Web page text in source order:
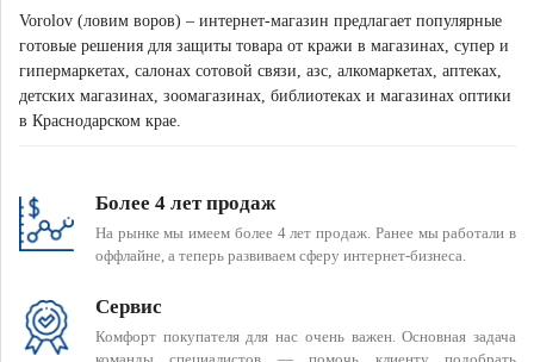
Vorolov (ловим воров) – интернет-магазин предлагает популярные
готовые решения для защиты товара от кражи в магазинах, супер и
гипермаркетах, салонах сотовой связи, азс, алкомаркетах, аптеках,
детских магазинах, зоомагазинах, библиотеках и магазинах оптики
в Краснодарском крае.
Более 4 лет продаж
На рынке мы имеем более 4 лет продаж. Ранее мы работали в
оффлайне, а теперь развиваем сферу интернет-бизнеса.
Сервис
Комфорт покупателя для нас очень важен. Основная задача